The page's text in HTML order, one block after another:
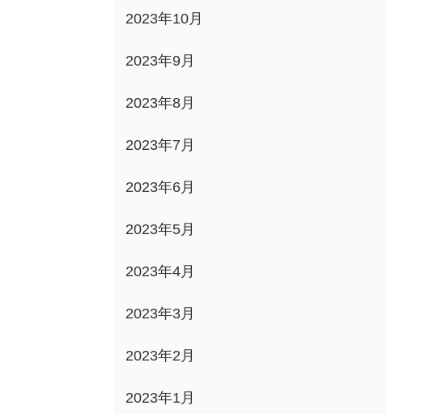
2023年10月
2023年9月
2023年8月
2023年7月
2023年6月
2023年5月
2023年4月
2023年3月
2023年2月
2023年1月